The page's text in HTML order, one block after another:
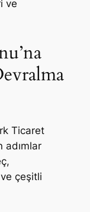
ve
Ticaret
adımlar
çeşitli